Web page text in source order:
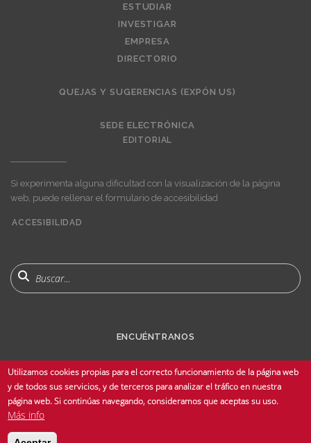
ESTUDIAR
INVESTIGAR
EMPRESA
DIRECTORIO
QUEJAS Y SUGERENCIAS (EXPÓN US)
SEDE ELECTRÓNICA
EDITORIAL
Si experimenta alguna dificultad con la visualización de la página
web, puede rellenar el formulario de accesibilidad
menu
ACCESIBILIDAD
Buscar
ENCUÉNTRANOS
© Copyright 2025 Universidad de Sevilla - Todos los derechos reservados -
Utilizamos cookies propias para el correcto funcionamiento de la página web
y de todos sus servicios, y de terceros para analizar el tráfico en nuestra
página web. Si continúas navegando, consideramos que aceptas su uso.
Más info